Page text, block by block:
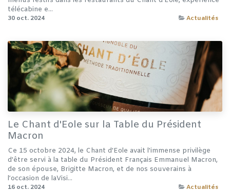
télécabine e...
30 oct. 2024 Actualités
Le Chant d'Eole sur la Table du Président
Macron
Ce 15 octobre 2024, le Chant d'Eole avait l'immense privilège
d'être servi à la table du Président Français Emmanuel Macron,
de son épouse, Brigitte Macron, et de nos souverains à
l’occasion de laVisi...
16 oct. 2024 Actualités